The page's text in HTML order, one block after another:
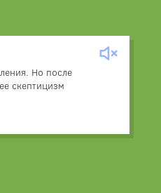
Но после
скептицизм
слухов, и естественно
каждый свой шаг. После
все фотографии, она